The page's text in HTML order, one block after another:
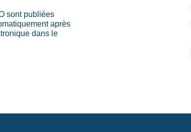
sont publiées
après
dans le